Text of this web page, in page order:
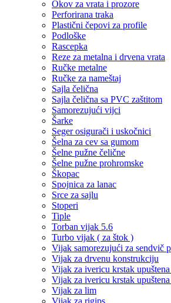
Okov za vrata i prozore
Perforirana traka
Plastični čepovi za profile
Podloške
Rascepka
Reze za metalna i drvena vrata
Ručke metalne
Ručke za nameštaj
Sajla čelična
Sajla čelična sa PVC zaštitom
Samorezujući vijci
Šarke
Seger osigurači i uskočnici
Šelna za cev sa gumom
Šelne pužne čelične
Šelne pužne prohromske
Škopac
Spojnica za lanac
Srce za sajlu
Stoperi
Tiple
Torban vijak 5.6
Turbo vijak ( za štok )
Vijak samorezujući za sendvič
Vijak za drvenu konstrukciju
Vijak za ivericu krstak
Vijak za ivericu krstak
Vijak za lim
Vijak za rigips